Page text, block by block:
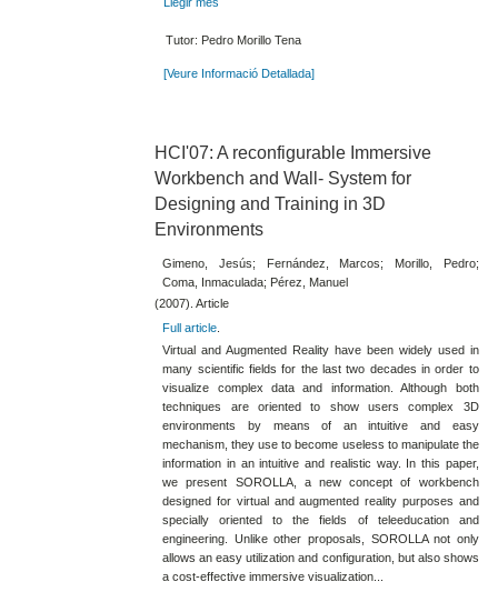
Tutor: Pedro Morillo Tena
[Veure Informació Detallada]
HCI'07: A reconfigurable Immersive
Workbench and Wall- System for
Designing and Training in 3D
Environments
Gimeno, Jesús; Fernández, Marcos; Morillo, Pedro;
Coma, Inmaculada; Pérez, Manuel
(2007). Article
Full article
Virtual and Augmented Reality have been widely used in
many scientific fields for the last two decades in order to
visualize complex data and information. Although both
techniques are oriented to show users complex 3D
environments by means of an intuitive and easy
mechanism, they use to become useless to manipulate the
information in an intuitive and realistic way. In this paper,
we present SOROLLA, a new concept of workbench
designed for virtual and augmented reality purposes and
specially oriented to the fields of teleeducation and
engineering. Unlike other proposals, SOROLLA not only
allows an easy utilization and configuration, but also shows
a cost-effective immersive visualization...